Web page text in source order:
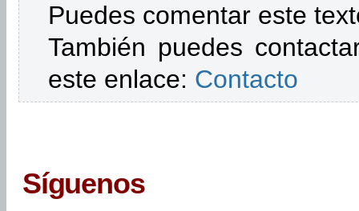
Puedes comentar este
También puedes
este enlace: Contacto
Síguenos